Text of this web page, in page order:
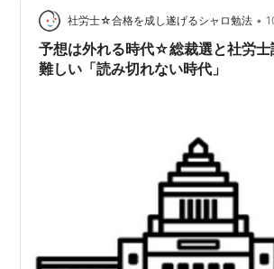
社労士☆合格を成し遂げるシャロ勉法 •
予想は外れる時代☆総裁選と社労士
難しい「読み切れない時代」